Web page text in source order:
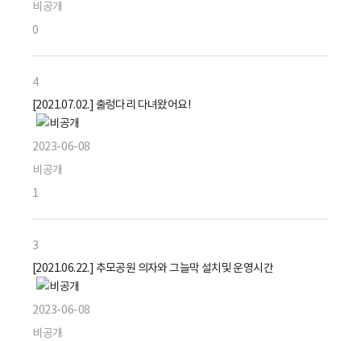
비공개
0
4
[2021.07.02.] 출렁다리 다녀왔어요!
2023-06-08
비공개
1
3
[2021.06.22.] 추모공원 의자와 그늘막 설치및 운영시간
2023-06-08
비공개